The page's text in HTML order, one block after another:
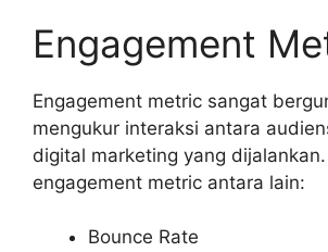
Engagement
Engagement metric sangat
mengukur interaksi antara
digital marketing yang
engagement metric antara lain:
Bounce Rate